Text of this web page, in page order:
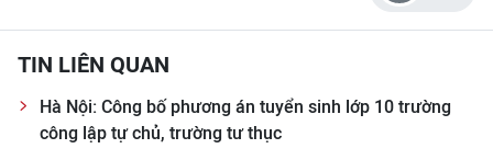
TIN LIÊN QUAN
Hà Nội: Công bố phương án tuyển sinh lớp 10 trường
công lập tự chủ, trường tư thục